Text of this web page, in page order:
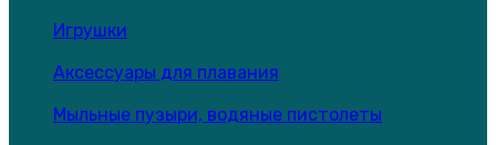
Игрушки
Аксессуары для плавания
Мыльные пузыри, водяные пистолеты